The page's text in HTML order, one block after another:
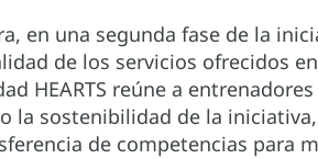
en una segunda fase de la
de los servicios ofrecidos
HEARTS reúne a
la sostenibilidad de la
de competencias para